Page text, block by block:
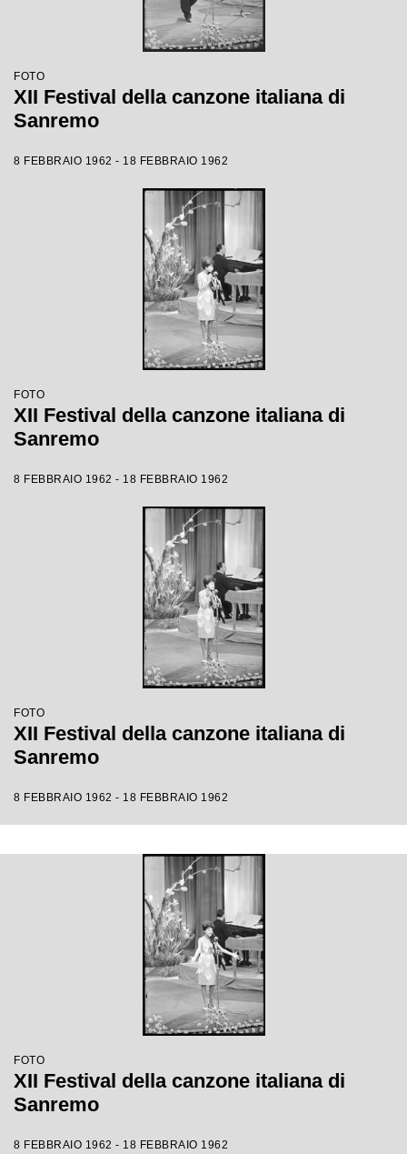
FOTO
XII Festival della canzone italiana di
Sanremo
8 FEBBRAIO 1962 - 18 FEBBRAIO 1962
FOTO
XII Festival della canzone italiana di
Sanremo
8 FEBBRAIO 1962 - 18 FEBBRAIO 1962
FOTO
XII Festival della canzone italiana di
Sanremo
8 FEBBRAIO 1962 - 18 FEBBRAIO 1962
FOTO
XII Festival della canzone italiana di
Sanremo
8 FEBBRAIO 1962 - 18 FEBBRAIO 1962